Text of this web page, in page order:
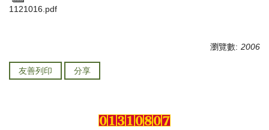
1121016.pdf
瀏覽數: 2006
友善列印 分享